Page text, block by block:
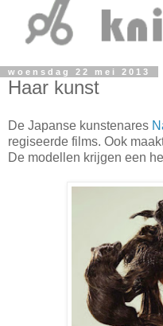
woensdag 22 mei 2013
Haar kunst
De Japanse kunstenares
regiseerde films. Ook
De modellen krijgen een